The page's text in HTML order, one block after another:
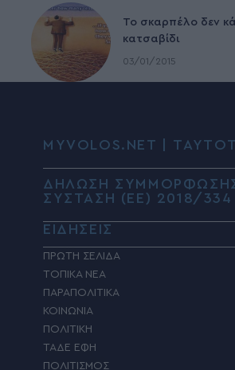
To σκαρπέλο δεν
κατσαβίδι
03/01/2015
MYVOLOS.NET |
ΔΗΛΩΣΗ
ΣΥΣΤΑΣΗ (ΕΕ) 2018/334
ΕΙΔΗΣΕΙΣ
ΠΡΩΤΗ ΣΕΛΙΔΑ
ΤΟΠΙΚΑ ΝΕΑ
ΠΑΡΑΠΟΛΙΤΙΚΑ
ΚΟΙΝΩΝΙΑ
ΠΟΛΙΤΙΚΗ
ΤΑΔΕ ΕΦΗ
ΠΟΛΙΤΙΣΜΟΣ